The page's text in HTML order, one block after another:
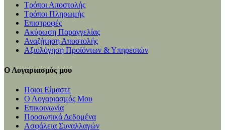
Τρόποι Αποστολής
Τρόποι Πληρωμής
Επιστροφές
Ακύρωση Παραγγελίας
Αναζήτηση Αποστολής
Αξιολόγηση Προϊόντων & Υπηρεσιών
Ο Λογαριασμός μου
Ποιοι Είμαστε
Ο Λογαριασμός Μου
Επικοινωνία
Προσωπικά Δεδομένα
Ασφάλεια Συναλλαγών